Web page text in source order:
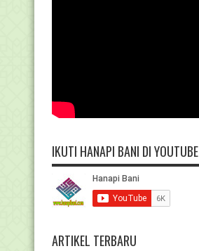
IKUTI HANAPI BANI DI YOUTUBE
ARTIKEL TERBARU